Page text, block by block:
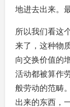
地进去出来。
所以我们看这
来了，这种物
向交换价值的
活动都被算作
般劳动的范畴
出来的东西，